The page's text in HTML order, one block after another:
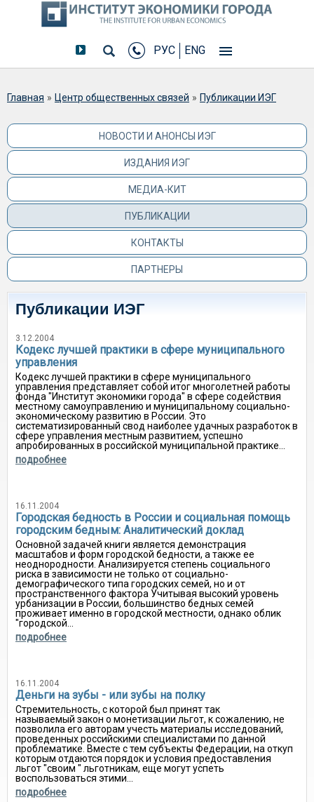
РУС ENG
Вы здесь
Главная » Центр общественных связей » Публикации ИЭГ
НОВОСТИ И АНОНСЫ ИЭГ
ИЗДАНИЯ ИЭГ
МЕДИА-КИТ
ПУБЛИКАЦИИ
КОНТАКТЫ
ПАРТНЕРЫ
Публикации ИЭГ
3.12.2004
Кодекс лучшей практики в сфере муниципального
управления
Кодекс лучшей практики в сфере муниципального
управления представляет собой итог многолетней работы
фонда "Институт экономики города" в сфере содействия
местному самоуправлению и муниципальному социально-
экономическому развитию в России. Это
систематизированный свод наиболее удачных разработок в
сфере управления местным развитием, успешно
апробированных в российской муниципальной практике...
подробнее
16.11.2004
Городская бедность в России и социальная помощь
городским бедным: Аналитический доклад
Основной задачей книги является демонстрация
масштабов и форм городской бедности, а также ее
неоднородности. Анализируется степень социального
риска в зависимости не только от социально-
демографического типа городских семей, но и от
пространственного фактора Учитывая высокий уровень
урбанизации в России, большинство бедных семей
проживает именно в городской местности, однако облик
"городской...
подробнее
16.11.2004
Деньги на зубы - или зубы на полку
Стремительность, с которой был принят так
называемый закон о монетизации льгот, к сожалению, не
позволила его авторам учесть материалы исследований,
проведенных российскими специалистами по данной
проблематике. Вместе с тем субъекты Федерации, на откуп
которым отдаются порядок и условия предоставления
льгот "своим " льготникам, еще могут успеть
воспользоваться этими...
подробнее